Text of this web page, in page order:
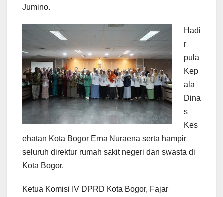
Jumino.
Hadi
r
pula
Kep
ala
Dina
s
Kes
ehatan Kota Bogor Erna Nuraena serta hampir
seluruh direktur rumah sakit negeri dan swasta di
Kota Bogor.
Ketua Komisi IV DPRD Kota Bogor, Fajar